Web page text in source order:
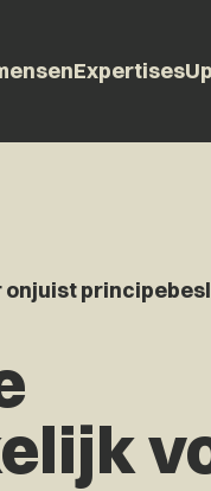
Expertises
onjuist